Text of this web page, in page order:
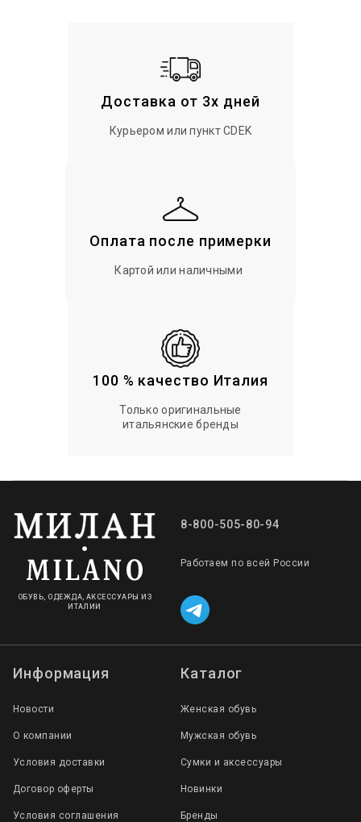
Доставка от 3х дней
Курьером или пункт CDEK
Оплата после примерки
Картой или наличными
100 % качество Италия
Только оригинальные
итальянские бренды
ОБУВЬ, ОДЕЖДА, АКСЕССУАРЫ ИЗ
ИТАЛИИ
8-800-505-80-94
Работаем по всей России
Информация
Новости
О компании
Условия доставки
Договор оферты
Условия соглашения
Каталог
Женская обувь
Мужская обувь
Сумки и аксессуары
Новинки
Бренды